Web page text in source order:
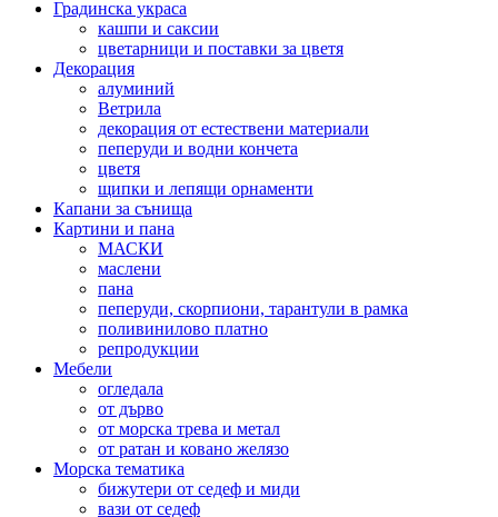
Градинска украса
кашпи и саксии
цветарници и поставки за цветя
Декорация
алуминий
Ветрила
декорация от естествени материали
пеперуди и водни кончета
цветя
щипки и лепящи орнаменти
Капани за сънища
Картини и пана
МАСКИ
маслени
пана
пеперуди, скорпиони, тарантули в рамка
поливинилово платно
репродукции
Мебели
огледала
от дърво
от морска трева и метал
от ратан и ковано желязо
Морска тематика
бижутери от седеф и миди
вази от седеф